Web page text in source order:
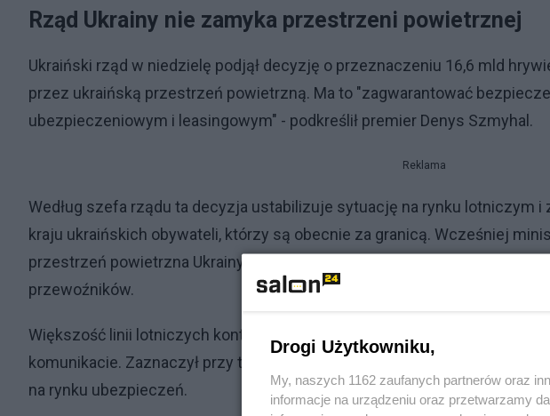
Rząd Ukrainy nie zamyka przestrzeni powietrznej
Ukraiński rząd w niedzielę podjął decyzję o przeznaczeniu 16,6 mld
przez ukraińską przestrzeń powietrzną. Ma to "zagwarantować
ubezpieczeniowym i leasingowym" - podkreślił premier Denys Szmyhal.
Reklama
Według szefa rządu ta decyzja ustabilizuje sytuację na rynku lotniczym
kraju ukraińskich obywateli, którzy są obecnie za granicą. Wcześniej
przestrzeń powietrzna Ukrainy pozostaje otwarta, a władze będą
przewoźników.
Większość linii lotniczych kontynuuje działania bez żadnych ograniczeń -
komunikacie. Zaznaczył przy tym, że niektórzy przewoźnicy
na rynku ubezpieczeń.
Drogi Użytkowniku,
My, naszych 1162 zaufanych partnerów oraz
informacje na urządzeniu oraz przetwarzamy